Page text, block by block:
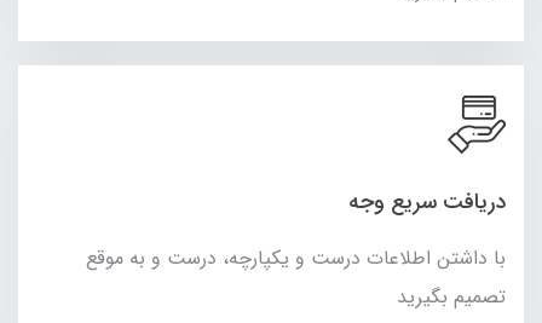
دریافت سریع وجه
با داشتن اطلاعات درست و یکپارچه، درست و به موقع
تصمیم بگیرید